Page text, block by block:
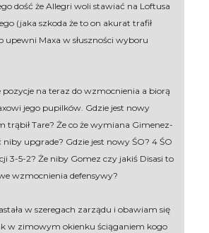
dość że Allegri woli stawiać na Loftusa
(jaka szkoda że to on akurat trafił
Maxa w słuszności wyboru
pozycje na teraz do wzmocnienia a biorą
jego pupilków. Gdzie jest nowy
trąbił Tare? Że co że wymiana Gimenez-
upgrade? Gdzie jest nowy ŚO? 4 ŚO
3-5-2? Że niby Gomez czy jakiś Disasi to
wzmocnienia defensywy?
w szeregach zarządu i obawiam się
w zimowym okienku ściąganiem kogo